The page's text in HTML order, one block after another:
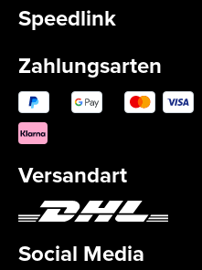
Speedlink
Zahlungsarten
Versandart
Social Media